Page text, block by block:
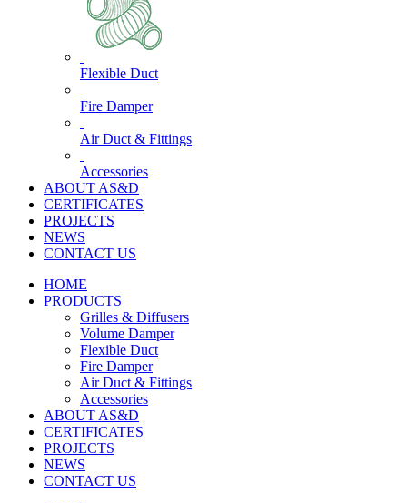
Flexible Duct
Fire Damper
Air Duct & Fittings
Accessories
ABOUT AS&D
CERTIFICATES
PROJECTS
NEWS
CONTACT US
HOME
PRODUCTS
Grilles & Diffusers
Volume Damper
Flexible Duct
Fire Damper
Air Duct & Fittings
Accessories
ABOUT AS&D
CERTIFICATES
PROJECTS
NEWS
CONTACT US